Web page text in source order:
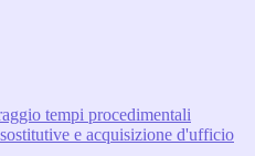
tempi procedimentali
e acquisizione d'ufficio